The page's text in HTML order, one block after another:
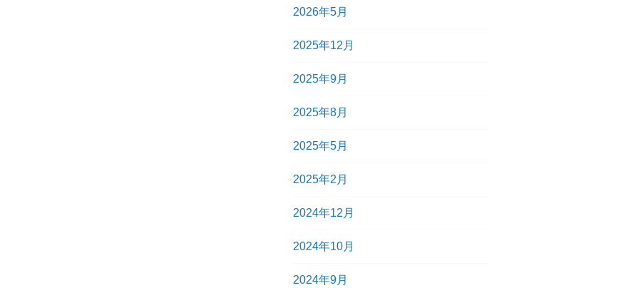
2026年5月
2025年12月
2025年9月
2025年8月
2025年5月
2025年2月
2024年12月
2024年10月
2024年9月